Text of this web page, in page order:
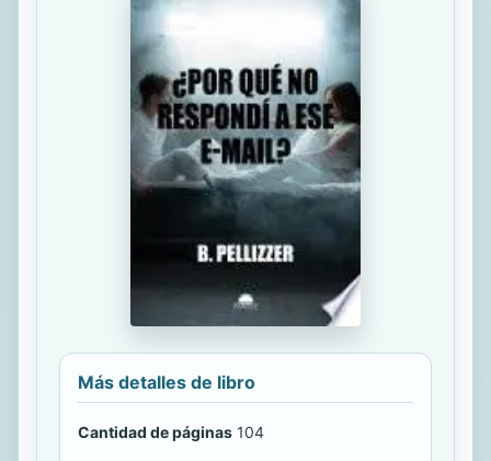
Más detalles de libro
Cantidad de páginas 104